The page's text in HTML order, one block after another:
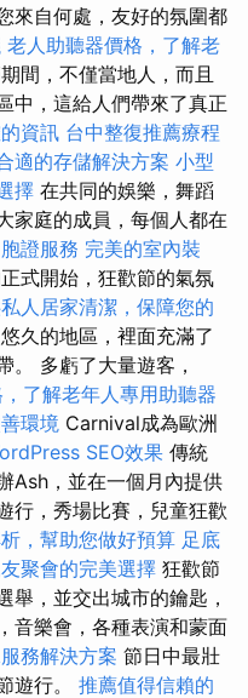
來自何處，友好的氛圍都
老人助聽器價格，了解老
間，不僅當地人，而且
中，這給人們帶來了真正
資訊 台中整復推薦療程
適的存儲解決方案 小型
擇 在共同的娛樂，舞蹈
家庭的成員，每個人都在
證服務 完美的室內裝
式開始，狂​​歡節的氣氛
人居家清潔，保障您的
久的地區，裡面充滿了
。 多虧了大量遊客，
了解老年人專用助聽器
環境 Carnival成為歐洲
SEO效果 傳統
Ash，並在一個月內提供
行，秀場比賽，兒童狂歡
，幫助您做好預算 足底
聚會的完美選擇 狂歡節
舉，並交出城市的鑰匙，
音樂會，各種表演和蒙面
務解決方案 節日中最壯
遊行。 推薦值得信賴的